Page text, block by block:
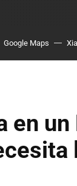
Google Maps
en